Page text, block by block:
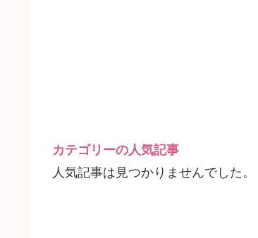
カテゴリーの人気記事
人気記事は見つかりませんでした。